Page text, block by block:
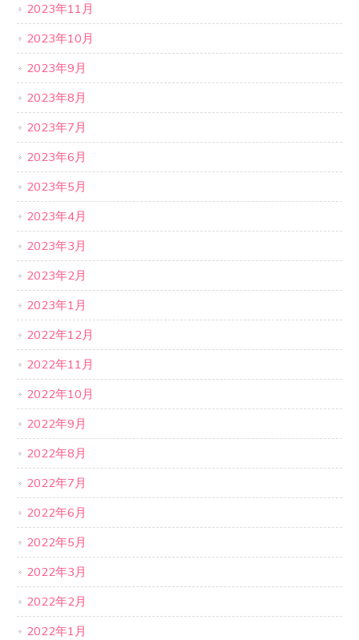
2023年11月
2023年10月
2023年9月
2023年8月
2023年7月
2023年6月
2023年5月
2023年4月
2023年3月
2023年2月
2023年1月
2022年12月
2022年11月
2022年10月
2022年9月
2022年8月
2022年7月
2022年6月
2022年5月
2022年3月
2022年2月
2022年1月